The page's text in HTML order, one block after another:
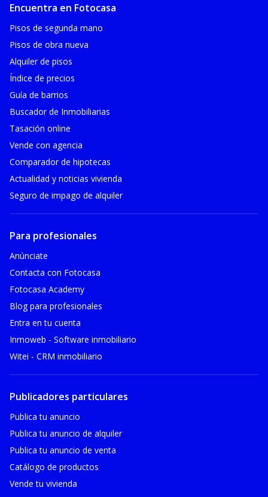
Encuentra en Fotocasa
Pisos de segunda mano
Pisos de obra nueva
Alquiler de pisos
Índice de precios
Guía de barrios
Buscador de Inmobiliarias
Tasación online
Vende con agencia
Comparador de hipotecas
Actualidad y noticias vivienda
Seguro de impago de alquiler
Para profesionales
Anúnciate
Contacta con Fotocasa
Fotocasa Academy
Blog para profesionales
Entra en tu cuenta
Inmoweb - Software inmobiliario
Witei - CRM inmobiliario
Publicadores particulares
Publica tu anuncio
Publica tu anuncio de alquiler
Publica tu anuncio de venta
Catálogo de productos
Vende tu vivienda